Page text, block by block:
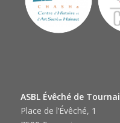
ASBL Évêché de Tournai
Place de l’Évêché, 1